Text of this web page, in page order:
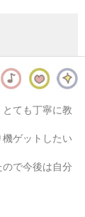
ても丁寧に教
ゲットしたい
で今後は自分